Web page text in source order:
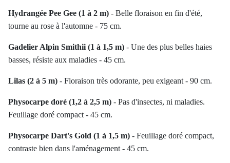
Hydrangée Pee Gee (1 à 2 m) - Belle floraison en fin d'été,
tourne au rose à l'automne - 75 cm.
Gadelier Alpin Smithii (1 à 1,5 m) - Une des plus belles haies
basses, résiste aux maladies - 45 cm.
Lilas (2 à 5 m) - Floraison très odorante, peu exigeant - 90 cm.
Physocarpe doré (1,2 à 2,5 m) - Pas d'insectes, ni maladies.
Feuillage doré compact - 45 cm.
Physocarpe Dart's Gold (1 à 1,5 m) - Feuillage doré compact,
contraste bien dans l'aménagement - 45 cm.